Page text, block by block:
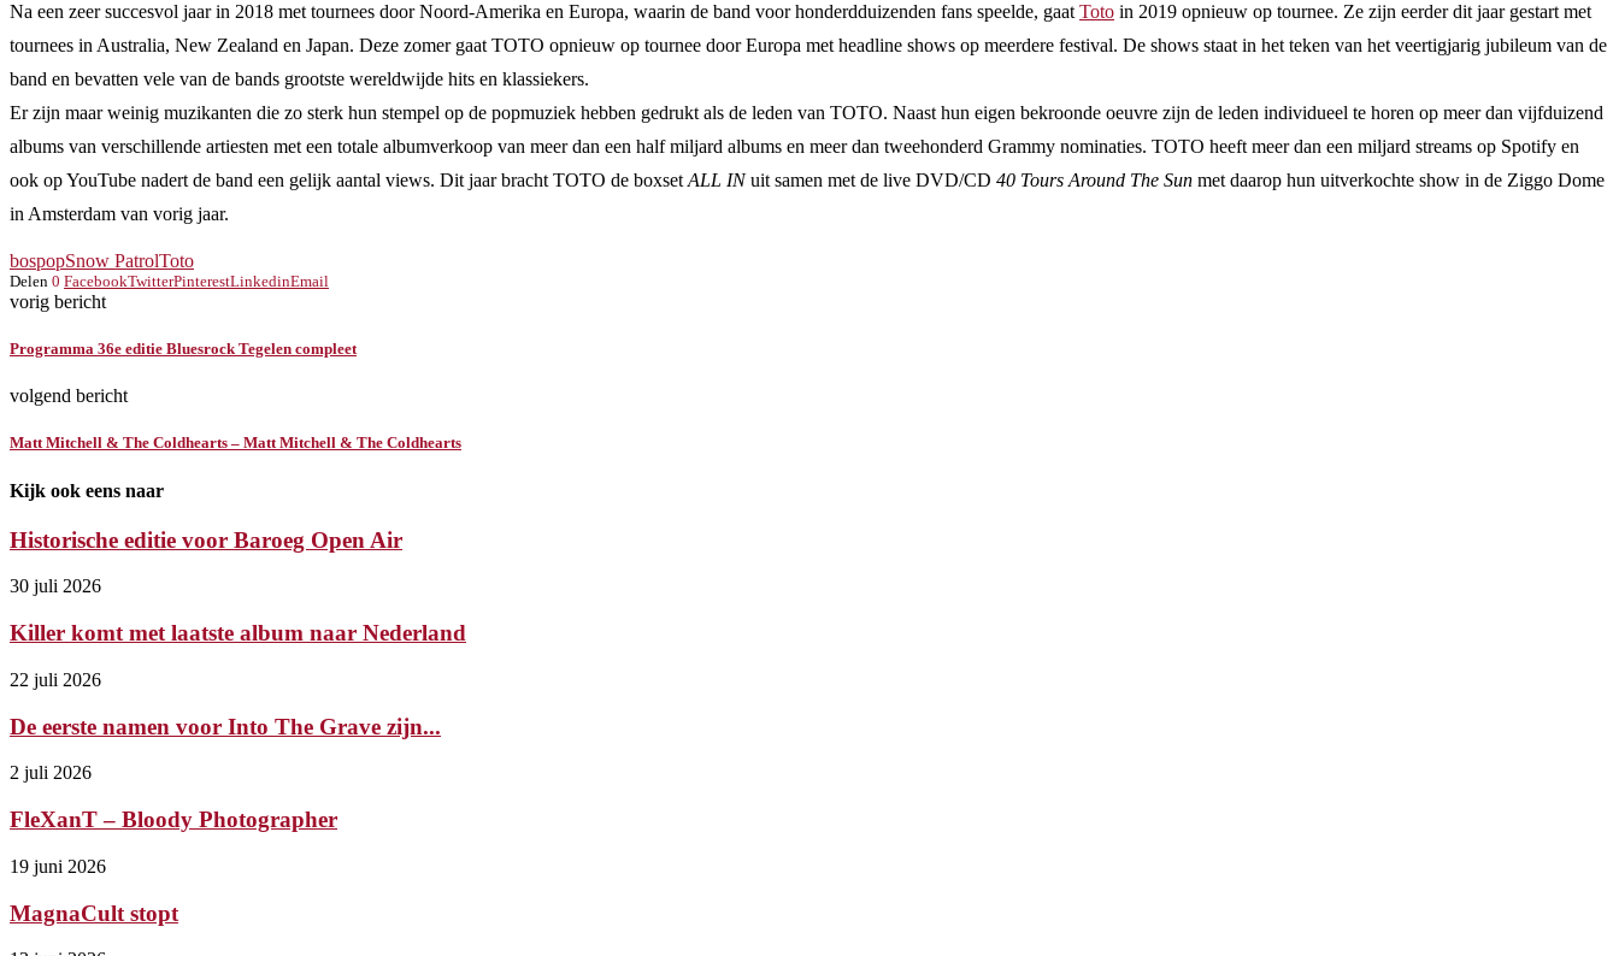
Na een zeer succesvol jaar in 2018 met tournees door Noord-Amerika en Europa, waarin de band voor honderdduizenden fans speelde, gaat Toto in 2019 opnieuw op tournee. Ze zijn eerder dit jaar gestart met
tournees in Australia, New Zealand en Japan. Deze zomer gaat TOTO opnieuw op tournee door Europa met headline shows op meerdere festival. De shows staat in het teken van het veertigjarig jubileum van de
band en bevatten vele van de bands grootste wereldwijde hits en klassiekers.
Er zijn maar weinig muzikanten die zo sterk hun stempel op de popmuziek hebben gedrukt als de leden van TOTO. Naast hun eigen bekroonde oeuvre zijn de leden individueel te horen op meer dan vijfduizend
albums van verschillende artiesten met een totale albumverkoop van meer dan een half miljard albums en meer dan tweehonderd Grammy nominaties. TOTO heeft meer dan een miljard streams op Spotify en
ook op YouTube nadert de band een gelijk aantal views. Dit jaar bracht TOTO de boxset ALL INuit samen met de live DVD/CD 40 Tours Around The Sun met daarop hun uitverkochte show in de Ziggo Dome
in Amsterdam van vorig jaar.
bospopSnow PatrolToto
Delen 0 FacebookTwitterPinterestLinkedinEmail
vorig bericht
Programma 36e editie Bluesrock Tegelen compleet
volgend bericht
Matt Mitchell & The Coldhearts – Matt Mitchell & The Coldhearts
Kijk ook eens naar
Historische editie voor Baroeg Open Air
30 juli 2026
Killer komt met laatste album naar Nederland
22 juli 2026
De eerste namen voor Into The Grave zijn...
2 juli 2026
FleXanT – Bloody Photographer
19 juni 2026
MagnaCult stopt